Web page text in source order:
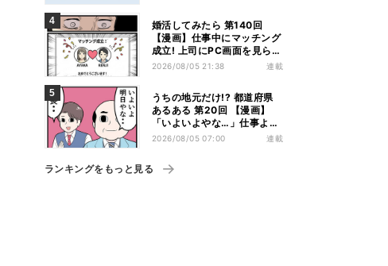
婚活してみたら 第140回
【漫画】仕事中にマッチング
成立! 上司にPC画面を見られ
た結果…
2026/08/05 21:38 連載
うちの地元だけ!? 都道府県
あるある 第20回 【漫画】
「いよいよやな…」仕事より
優先は当然!? 兵庫県民の“祭
2026/08/05 07:00 連載
ランキングをもっと見る